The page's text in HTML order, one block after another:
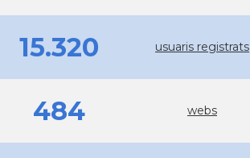
15.320 usuaris registrats
484 webs